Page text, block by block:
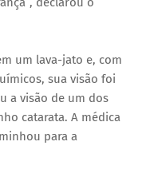
um lava-jato e, com
sua visão foi
a visão de um dos
catarata. A médica
para a